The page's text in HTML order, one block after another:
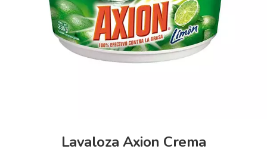
Lavaloza Axion Crema